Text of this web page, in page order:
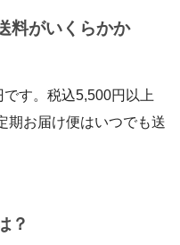
料がいくらかか
す。税込5,500円以上
期お届け便はいつでも送
？